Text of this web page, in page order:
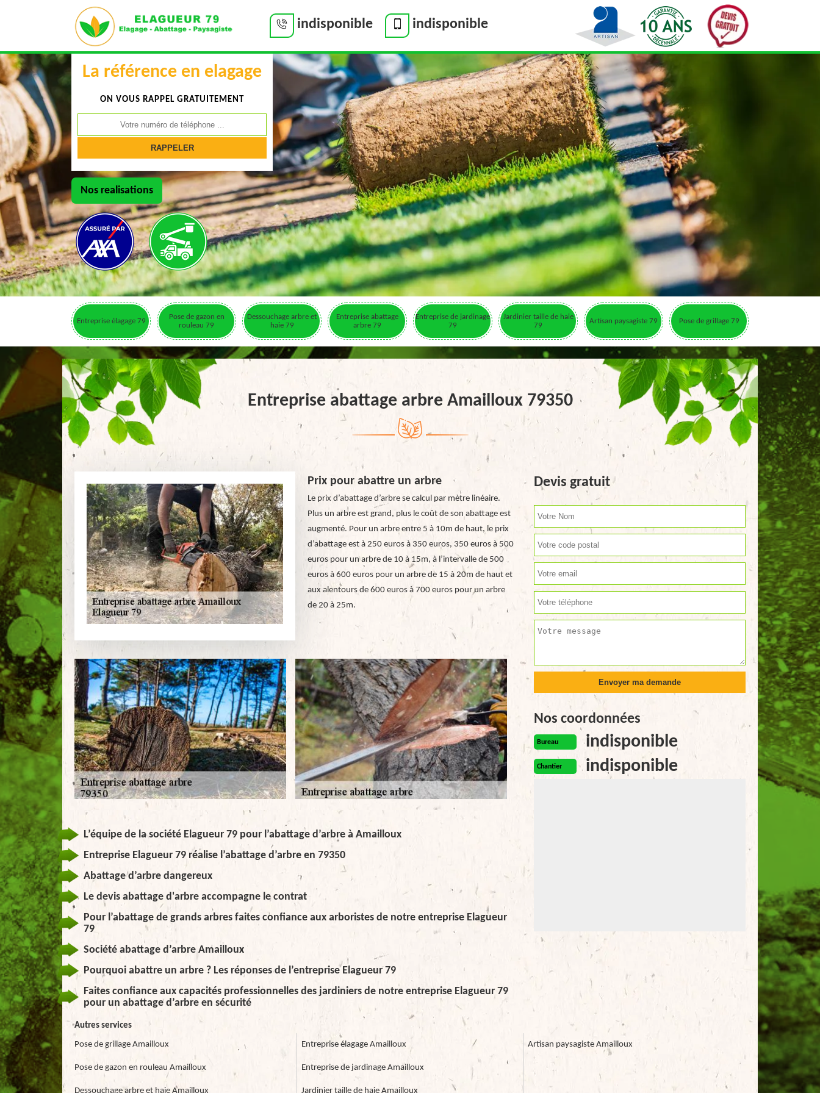
indisponible indisponible
La référence en elagage
ON VOUS RAPPEL GRATUITEMENT
Nos realisations
Entreprise élagage 79
Pose de gazon en
rouleau 79
Dessouchage arbre et
haie 79
Entreprise abattage
arbre 79
Entreprise de jardinage
79
Jardinier taille de haie
79
Artisan paysagiste 79 Pose de grillage 79
Entreprise abattage arbre Amailloux 79350
Prix pour abattre un arbre
Le prix d’abattage d’arbre se calcul par mètre linéaire.
Plus un arbre est grand, plus le coût de son abattage est
augmenté. Pour un arbre entre 5 à 10m de haut, le prix
d’abattage est à 250 euros à 350 euros, 350 euros à 500
euros pour un arbre de 10 à 15m, à l’intervalle de 500
euros à 600 euros pour un arbre de 15 à 20m de haut et
aux alentours de 600 euros à 700 euros pour un arbre
de 20 à 25m.
L’équipe de la société Elagueur 79 pour l’abattage d’arbre à Amailloux
Entreprise Elagueur 79 réalise l’abattage d’arbre en 79350
Abattage d’arbre dangereux
Le devis abattage d'arbre accompagne le contrat
Pour l’abattage de grands arbres faites confiance aux arboristes de notre entreprise Elagueur
79
Société abattage d’arbre Amailloux
Pourquoi abattre un arbre ? Les réponses de l’entreprise Elagueur 79
Faites confiance aux capacités professionnelles des jardiniers de notre entreprise Elagueur 79
pour un abattage d’arbre en sécurité
Devis gratuit
Nos coordonnées
Bureau indisponible
Chantier indisponible
Autres services
Pose de grillage Amailloux
Pose de gazon en rouleau Amailloux
Dessouchage arbre et haie Amailloux
Entreprise élagage Amailloux
Entreprise de jardinage Amailloux
Jardinier taille de haie Amailloux
Artisan paysagiste Amailloux